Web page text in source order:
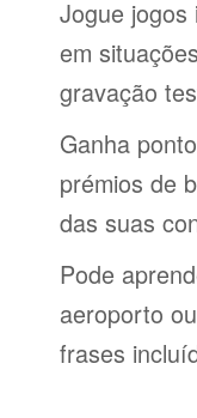
Jogue
em
gravação
Ganha
prémios de
das suas
Pode
aeroporto
frases